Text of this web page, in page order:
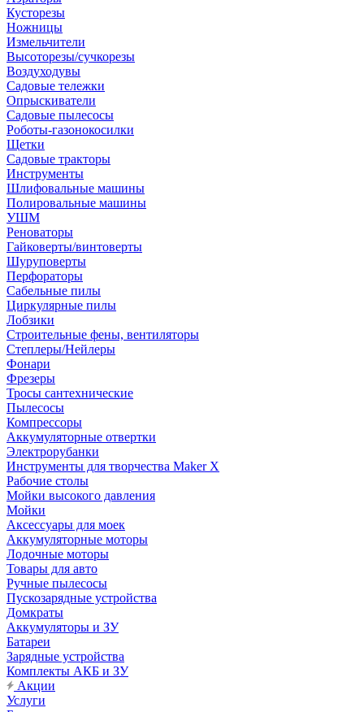
Кусторезы
Ножницы
Измельчители
Высоторезы/сучкорезы
Воздуходувы
Садовые тележки
Опрыскиватели
Садовые пылесосы
Роботы-газонокосилки
Щетки
Садовые тракторы
Инструменты
Шлифовальные машины
Полировальные машины
УШМ
Реноваторы
Гайковерты/винтоверты
Шуруповерты
Перфораторы
Сабельные пилы
Циркулярные пилы
Лобзики
Строительные фены, вентиляторы
Степлеры/Нейлеры
Фонари
Фрезеры
Тросы сантехнические
Пылесосы
Компрессоры
Аккумуляторные отвертки
Электрорубанки
Инструменты для творчества Maker X
Рабочие столы
Мойки высокого давления
Мойки
Аксессуары для моек
Аккумуляторные моторы
Лодочные моторы
Товары для авто
Ручные пылесосы
Пускозарядные устройства
Домкраты
Аккумуляторы и ЗУ
Батареи
Зарядные устройства
Комплекты АКБ и ЗУ
Акции
Услуги